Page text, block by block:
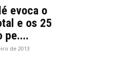
evoca o
e os 25
pe....
de 2013